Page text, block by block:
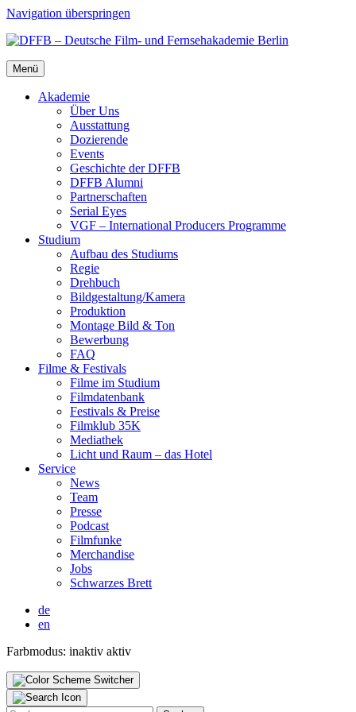
Navigation überspringen
Menü
Aka­de­mie
Über Uns
Aus­stat­tung
Dozie­ren­de
Events
Geschich­te der DFFB
DFFB Alum­ni
Part­ner­schaf­ten
Seri­al Eyes
VGF – Inter­na­tio­nal Pro­du­cers Pro­gram­me
Stu­di­um
Auf­bau des Stu­di­ums
Regie
Dreh­buch
Bildgestaltung/​​Kamera
Pro­duk­ti­on
Mon­ta­ge Bild & Ton
Bewer­bung
FAQ
Fil­me & Fes­ti­vals
Fil­me im Stu­di­um
Film­da­ten­bank
Fes­ti­vals & Prei­se
Film­klub 35K
Media­thek
Licht und Raum – das Hotel
Ser­vice
News
Team
Pres­se
Pod­cast
Film­fun­ke
Mer­chan­di­se
Jobs
Schwar­zes Brett
de
en
Farbmodus: inaktiv aktiv